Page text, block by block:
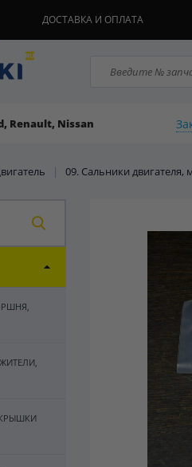
ДОСТАВКА И ОПЛАТА
Renault, Nissan
| 09. Сальники